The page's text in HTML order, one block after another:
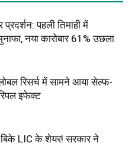
पहली तिमाही में
नया कारोबार 61% उछला
रिसर्च में सामने आया सेल्फ-
इफेक्ट
LIC के शेयर! सरकार ने